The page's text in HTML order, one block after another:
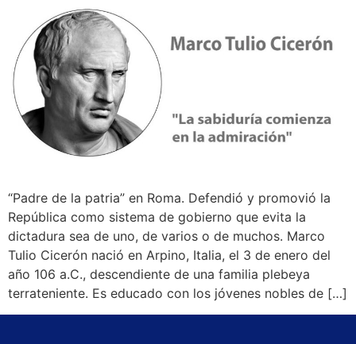
“Padre de la patria” en Roma. Defendió y promovió la
República como sistema de gobierno que evita la
dictadura sea de uno, de varios o de muchos. Marco
Tulio Cicerón nació en Arpino, Italia, el 3 de enero del
año 106 a.C., descendiente de una familia plebeya
terrateniente. Es educado con los jóvenes nobles de […]